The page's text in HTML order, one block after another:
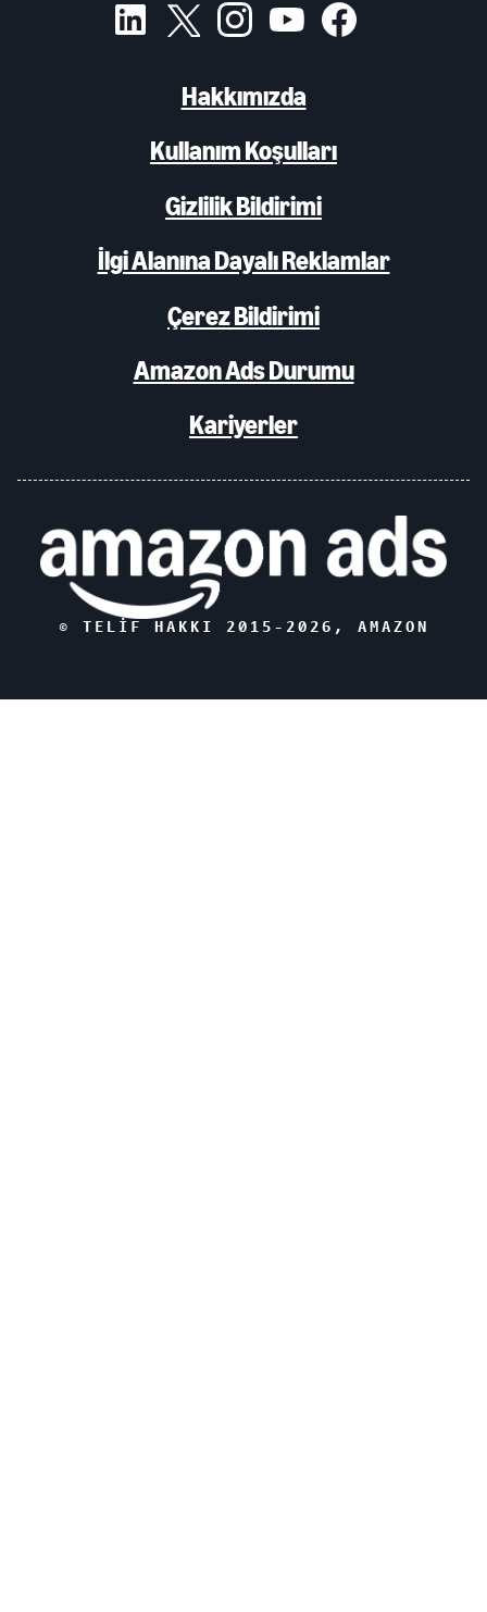
Hakkımızda
Kullanım Koşulları
Gizlilik Bildirimi
İlgi Alanına Dayalı Reklamlar
Çerez Bildirimi
Amazon Ads Durumu
Kariyerler
© TELIF HAKKI 2015- 2026 , AMAZON